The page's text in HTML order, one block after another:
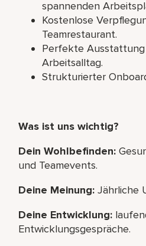
spannenden
Kostenlose
Teamrestaurant.
Perfekte
Arbeitsalltag.
Strukturierter
Was ist uns wichtig?
Dein Wohlbefinden:
und Teamevents.
Deine Meinung:Jährliche
Deine Entwicklung:
Entwicklungsgespräche.